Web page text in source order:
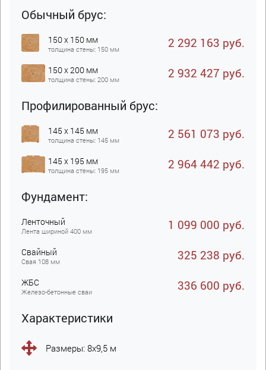
Обычный брус:
150 x 150 мм
толщина стены: 150 мм 2 292 163 руб.
150 x 200 мм
толщина стены: 200 мм 2 932 427 руб.
Профилированный брус:
145 x 145 мм
толщина стены: 145 мм 2 561 073 руб.
145 x 195 мм
толщина стены: 195 мм 2 964 442 руб.
Фундамент:
Ленточный
Лента шириной 400 мм 1 099 000 руб.
Свайный
Свая 108 мм 325 238 руб.
ЖБC
Железо-бетонные сваи 336 600 руб.
Характеристики
Размеры: 8х9,5 м